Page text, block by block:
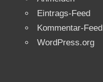
Eintrags-Feed
Kommentar-Feed
WordPress.org